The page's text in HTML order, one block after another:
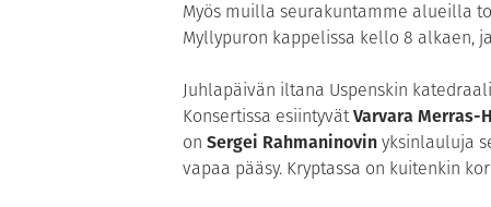
Myös muilla seurakuntamme alueilla
Myllypuron kappelissa kello 8 alkaen,
Juhlapäivän iltana Uspenskin
Konsertissa esiintyvätVarvara Merras-
on Sergei Rahmaninovinyksinlauluja
vapaa pääsy. Kryptassa on kuitenkin